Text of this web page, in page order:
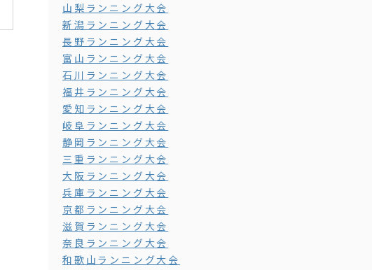
山梨ランニング大会
新潟ランニング大会
長野ランニング大会
富山ランニング大会
石川ランニング大会
福井ランニング大会
愛知ランニング大会
岐阜ランニング大会
静岡ランニング大会
三重ランニング大会
大阪ランニング大会
兵庫ランニング大会
京都ランニング大会
滋賀ランニング大会
奈良ランニング大会
和歌山ランニング大会